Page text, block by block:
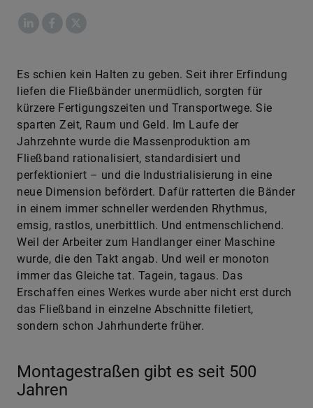
LinkedInFacebook
X
Es schien kein Halten zu geben. Seit ihrer Erfindung
liefen die Fließbänder unermüdlich, sorgten für
kürzere Fertigungszeiten und Transportwege. Sie
sparten Zeit, Raum und Geld. Im Laufe der
Jahrzehnte wurde die Massenproduktion am
Fließband rationalisiert, standardisiert und
perfektioniert – und die Industrialisierung in eine
neue Dimension befördert. Dafür ratterten die Bänder
in einem immer schneller werdenden Rhythmus,
emsig, rastlos, unerbittlich. Und entmenschlichend.
Weil der Arbeiter zum Handlanger einer Maschine
wurde, die den Takt angab. Und weil er monoton
immer das Gleiche tat. Tagein, tagaus. Das
Erschaffen eines Werkes wurde aber nicht erst durch
das Fließband in einzelne Abschnitte filetiert,
sondern schon Jahrhunderte früher.
Montagestraßen gibt es seit 500
Jahren